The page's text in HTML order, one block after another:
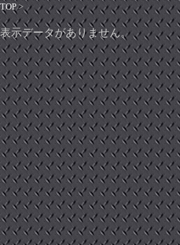
TOP>
表示データがありません。